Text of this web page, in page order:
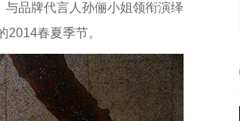
与品牌代言人孙俪小姐领衔演绎
春夏季节。